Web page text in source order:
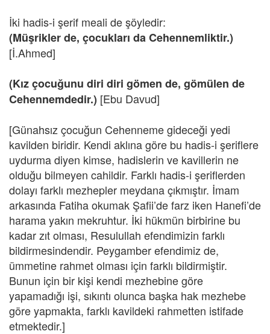
İki hadis-i şerif meali de şöyledir:
(Müşrikler de, çocukları da Cehennemliktir.)
[İ.Ahmed]
(Kız çocuğunu diri diri gömen de, gömülen de
Cehennemdedir.) [Ebu Davud]
[Günahsız çocuğun Cehenneme gideceği yedi
kavilden biridir. Kendi aklına göre bu hadis-i şeriflere
uydurma diyen kimse, hadislerin ve kavillerin ne
olduğu bilmeyen cahildir. Farklı hadis-i şeriflerden
dolayı farklı mezhepler meydana çıkmıştır. İmam
arkasında Fatiha okumak Şafii’de farz iken Hanefi’de
harama yakın mekruhtur. İki hükmün birbirine bu
kadar zıt olması, Resulullah efendimizin farklı
bildirmesindendir. Peygamber efendimiz de,
ümmetine rahmet olması için farklı bildirmiştir.
Bunun için bir kişi kendi mezhebine göre
yapamadığı işi, sıkıntı olunca başka hak mezhebe
göre yapmakta, farklı kavildeki rahmetten istifade
etmektedir.]